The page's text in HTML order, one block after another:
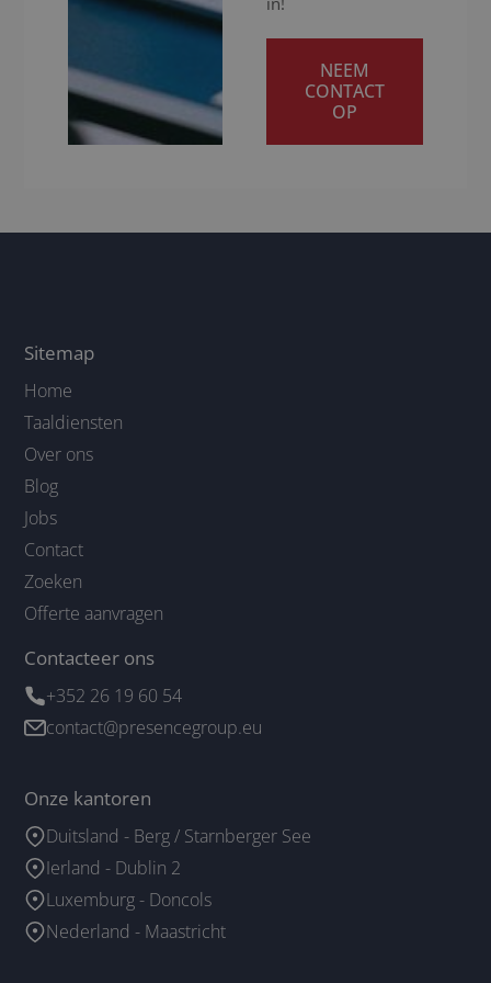
NEEM
CONTACT
OP
Sitemap
Home
Taaldiensten
Over ons
Blog
Jobs
Contact
Zoeken
Offerte aanvragen
Contacteer ons
+352 26 19 60 54
contact@presencegroup.eu
Onze kantoren
Duitsland - Berg / Starnberger See
Ierland - Dublin 2
Luxemburg - Doncols
Nederland - Maastricht